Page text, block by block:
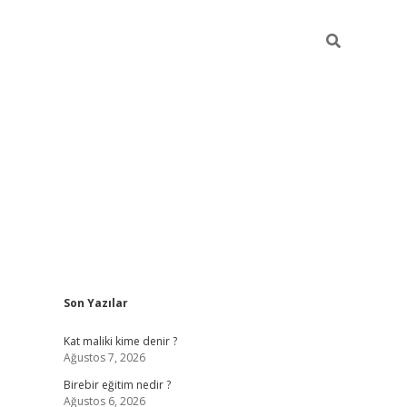
Sidebar
Son Yazılar
Kat maliki kime denir ?
Ağustos 7, 2026
Birebir eğitim nedir ?
Ağustos 6, 2026
https://betci.co/